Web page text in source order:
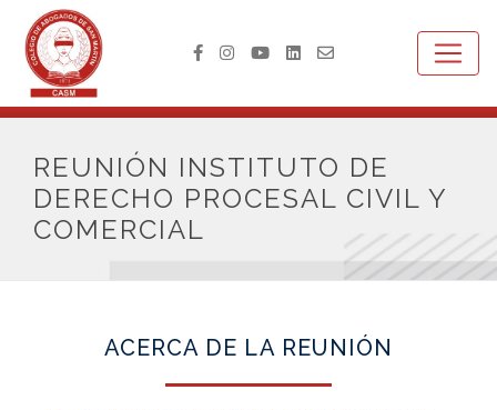
REUNIÓN INSTITUTO DE
DERECHO PROCESAL CIVIL Y
COMERCIAL
ACERCA DE LA REUNIÓN